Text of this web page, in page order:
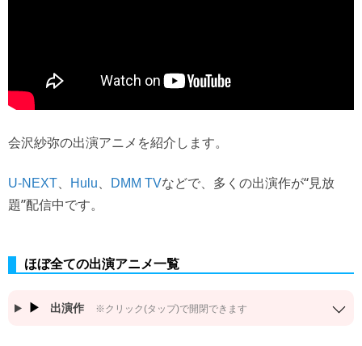
会沢紗弥の出演アニメを紹介します。
U-NEXT、 Hulu、 DMM TVなどで、多くの出演作が“見放
題”配信中です。
ほぼ全ての出演アニメ一覧
出演作 ※クリック(タップ)で開閉できます